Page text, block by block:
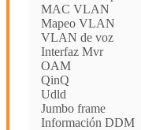
MAC VLAN
Mapeo VLAN
VLAN de voz
Interfaz Mvr
OAM
QinQ
Udld
Jumbo frame
Información DDM